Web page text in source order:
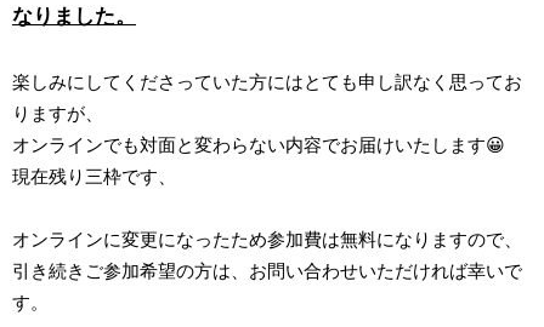
なりました。
楽しみにしてくださっていた方にはとても申し訳なく思ってお
りますが、
オンラインでも対面と変わらない内容でお届けいたします😀
現在残り三枠です、
オンラインに変更になったため参加費は無料になりますので、
引き続きご参加希望の方は、お問い合わせいただければ幸いで
す。